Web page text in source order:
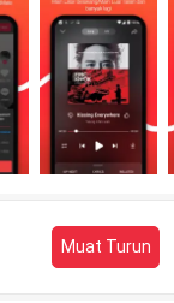
Muat Turun